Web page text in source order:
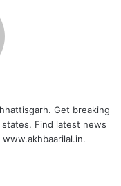
Get breaking
Find latest news
www.akhbaarilal.in.